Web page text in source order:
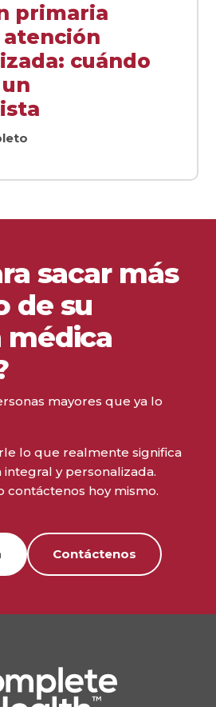
primaria
cuándo
sacar más
de su
mayores que ya lo
lo que realmente significa
y personalizada.
contáctenos hoy mismo.
Contáctenos